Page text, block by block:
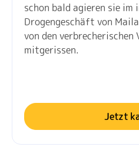
schon bald agieren sie
Drogengeschäft von
von den verbrecherischen
mitgerissen.
Jetzt